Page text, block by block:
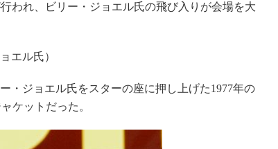
われ、ビリー・ジョエル氏の飛び入りが会場を大
エル氏）
・ジョエル氏をスターの座に押し上げた1977年の
ケットだった。